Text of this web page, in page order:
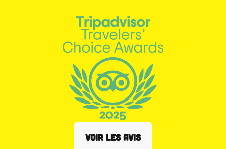
VOIR LES AVIS